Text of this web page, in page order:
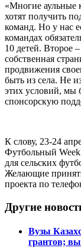
«Многие аульные
хотят получить
команд. Но у нас
командах
10 детей. Второе
собственная
продвижения
быть из села. Не
этих условий, мы
спонсорскую
К слову, 23-24
Футбольный
для сельских
Желающие
проекта по
Другие
Вузы
грантов;